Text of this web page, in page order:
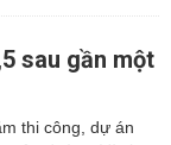
sau gần một
thi công, dự án